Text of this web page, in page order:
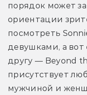
порядок может
ориентации
посмотреть
девушками, а вот
другу — Beyond
присутствует
мужчиной и